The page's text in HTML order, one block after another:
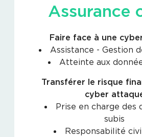
Assurance
Faire face à une
Assistance - Gestion
Atteinte aux
Transférer le risque
cyber
Prise en charge des
subis
Responsabilité